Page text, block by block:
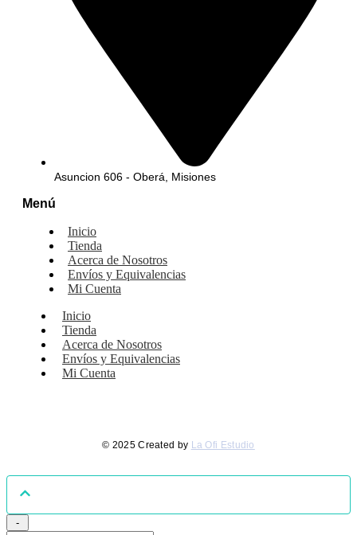
Asuncion 606 - Oberá, Misiones
Menú
Inicio
Tienda
Acerca de Nosotros
Envíos y Equivalencias
Mi Cuenta
Inicio
Tienda
Acerca de Nosotros
Envíos y Equivalencias
Mi Cuenta
© 2025 Created by La Ofi Estudio
-